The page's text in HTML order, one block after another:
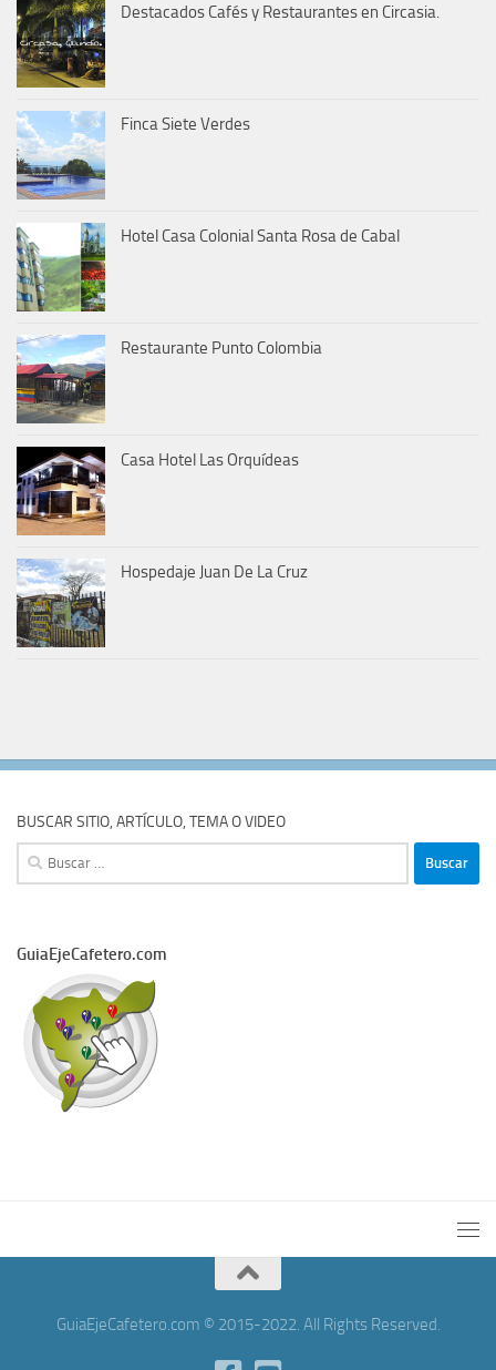
Destacados Cafés y Restaurantes en Circasia.
Finca Siete Verdes
Hotel Casa Colonial Santa Rosa de Cabal
Restaurante Punto Colombia
Casa Hotel Las Orquídeas
Hospedaje Juan De La Cruz
BUSCAR SITIO, ARTÍCULO, TEMA O VIDEO
Buscar:
GuiaEjeCafetero.com
GuiaEjeCafetero.com © 2015-2022. All Rights Reserved.